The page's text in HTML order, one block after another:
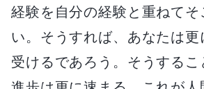
経験を自分の経験と重ねてそ
い。そうすれば、あなたは更
受けるであろう。そうする